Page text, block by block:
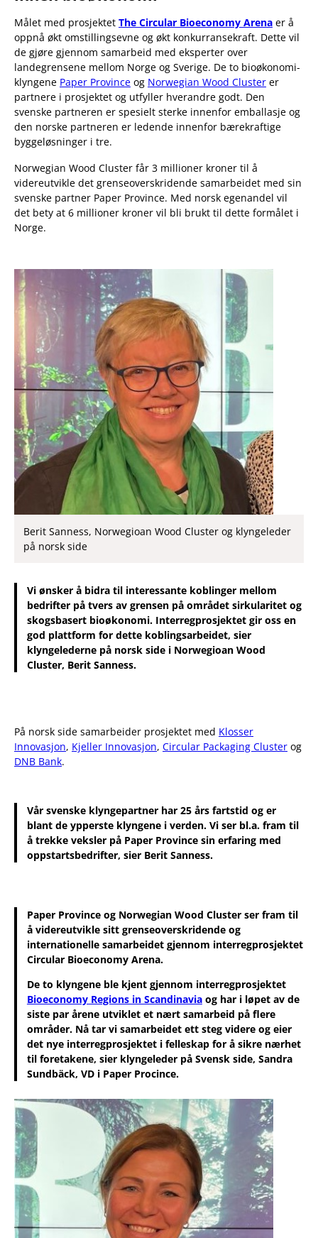
Målet med prosjektet The Circular Bioeconomy Arena er å
oppnå økt omstillingsevne og økt konkurransekraft. Dette vil
de gjøre gjennom samarbeid med eksperter over
landegrensene mellom Norge og Sverige. De to bioøkonomi-
klyngene Paper Province og Norwegian Wood Cluster er
partnere i prosjektet og utfyller hverandre godt. Den
svenske partneren er spesielt sterke innenfor emballasje og
den norske partneren er ledende innenfor bærekraftige
byggeløsninger i tre.
Norwegian Wood Cluster får 3 millioner kroner til å
videreutvikle det grenseoverskridende samarbeidet med sin
svenske partner Paper Province. Med norsk egenandel vil
det bety at 6 millioner kroner vil bli brukt til dette formålet i
Norge.
Berit Sanness, Norwegioan Wood Cluster og klyngeleder
på norsk side
Vi ønsker å bidra til interessante koblinger mellom
bedrifter på tvers av grensen på området sirkularitet og
skogsbasert bioøkonomi. Interregprosjektet gir oss en
god plattform for dette koblingsarbeidet, sier
klyngelederne på norsk side i Norwegioan Wood
Cluster, Berit Sanness.
På norsk side samarbeider prosjektet med Klosser
Innovasjon, Kjeller Innovasjon, Circular Packaging Cluster og
DNB Bank.
Vår svenske klyngepartner har 25 års fartstid og er
blant de ypperste klyngene i verden. Vi ser bl.a. fram til
å trekke veksler på Paper Province sin erfaring med
oppstartsbedrifter, sier Berit Sanness.
Paper Province og Norwegian Wood Cluster ser fram til
å videreutvikle sitt grenseoverskridende og
internationelle samarbeidet gjennom interregprosjektet
Circular Bioeconomy Arena.
De to klyngene ble kjent gjennom interregprosjektet
Bioeconomy Regions in Scandinaviaog har i løpet av de
siste par årene utviklet et nært samarbeid på flere
områder. Nå tar vi samarbeidet ett steg videre og eier
det nye interregprosjektet i felleskap for å sikre nærhet
til foretakene, sier klyngeleder på Svensk side, Sandra
Sundbäck, VD i Paper Procince.